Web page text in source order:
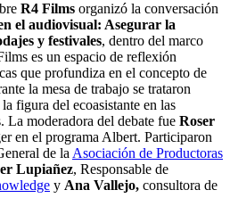
R4 Films organizó la conversación
el audiovisual: Asegurar la
y festivales, dentro del marco
es un espacio de reflexión
que profundiza en el concepto de
la mesa de trabajo se trataron
figura del ecoasistante en las
La moderadora del debate fue Roser
en el programa Albert. Participaron
de la Asociación de Productoras
Lupiañez, Responsable de
y Ana Vallejo, consultora de